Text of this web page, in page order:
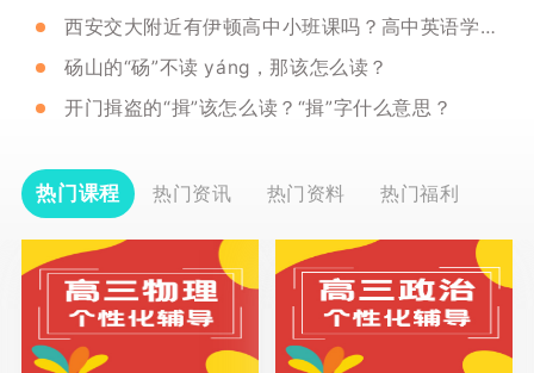
西安交大附近有伊顿高中小班课吗？高中英语学习技巧
砀山的“砀”不读 yáng，那该怎么读？
开门揖盗的“揖”该怎么读？“揖”字什么意思？
热门课程 热门资讯 热门资料 热门福利